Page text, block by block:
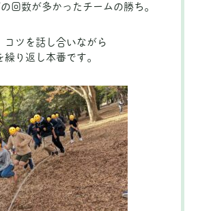
回数が多かったチームの勝ち。
コツを話し合いながら
り返し本番です。